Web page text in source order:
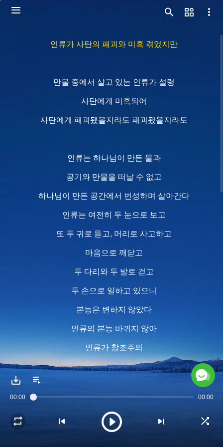
인류가 사탄의 패괴와 미혹 겪었지만
만물 중에서 살고 있는 인류가 설령
사탄에게 미혹되어
사탄에게 패괴됐을지라도 패괴됐을지라도
인류는 하나님이 만든 물과
공기와 만물을 떠날 수 없고
하나님이 만든 공간에서 번성하며 살아간다
인류는 여전히 두 눈으로 보고
또 두 귀로 듣고, 머리로 사고하고
마음으로 깨닫고
두 다리와 두 발로 걷고
두 손으로 일하고 있으니
본능은 변하지 않았다
인류의 본능 바뀌지 않아
인류가 창조주의
구원 얻길 바라는 소원은 바뀌지 않아
하나님이 만든 공간에서 번성하며 살아간다
00:00 00:00